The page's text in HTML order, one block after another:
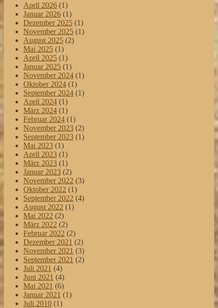
April 2026 (1)
Januar 2026 (1)
Dezember 2025 (1)
November 2025 (1)
August 2025 (2)
Mai 2025 (1)
April 2025 (1)
Januar 2025 (1)
November 2024 (1)
Oktober 2024 (1)
September 2024 (1)
April 2024 (1)
März 2024 (1)
Februar 2024 (1)
November 2023 (2)
September 2023 (1)
Mai 2023 (1)
April 2023 (1)
März 2023 (1)
Januar 2023 (2)
November 2022 (3)
Oktober 2022 (1)
September 2022 (4)
August 2022 (1)
Mai 2022 (2)
März 2022 (2)
Februar 2022 (2)
Dezember 2021 (2)
November 2021 (3)
September 2021 (2)
Juli 2021 (4)
Juni 2021 (4)
Mai 2021 (6)
Januar 2021 (1)
Juli 2010 (1)